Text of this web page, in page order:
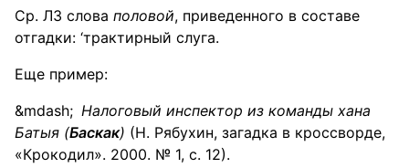
Ср. ЛЗ слова половой, приведенного в составе
отгадки: ‘трактирный слуга.
Еще пример:
Налоговый инспектор из команды хана
Батыя (Баскак) (Н. Рябухин, загадка в кроссворде,
«Крокодил». 2000. № 1, с. 12).